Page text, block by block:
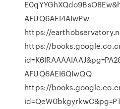
AFUQ6AEI4AIwPw
https://
https://
AFUQ6AEI6QIwQQ
https://